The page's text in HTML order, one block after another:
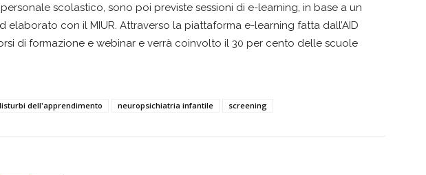
scolastico, sono poi previste sessioni di e-learning, in base a un
con il MIUR. Attraverso la piattaforma e-learning fatta dall’AID
di formazione e webinar e verrà coinvolto il 30 per cento delle scuole
dell'apprendimento neuropsichiatria infantile screening